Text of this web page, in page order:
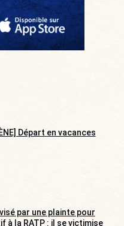
Départ en vacances
par une plainte pour
à la RATP : il se victimise